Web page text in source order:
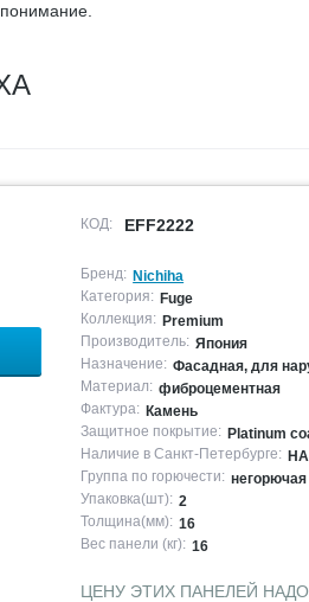
КОД: EFF2222
Бренд: Nichiha
Категория: Fuge
Коллекция: Premium
Производитель: Япония
Назначение: Фасадная, для
Материал: фиброцементная
Фактура: Камень
Защитное покрытие: Platinum
Наличие в Санкт-Петербурге:
Группа по горючести: негорючая
Упаковка(шт): 2
Толщина(мм): 16
Вес панели (кг): 16
ЦЕНУ ЭТИХ ПАНЕЛЕЙ НАДО